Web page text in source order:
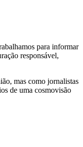
para informar
responsável,
mas como jornalistas
de uma cosmovisão